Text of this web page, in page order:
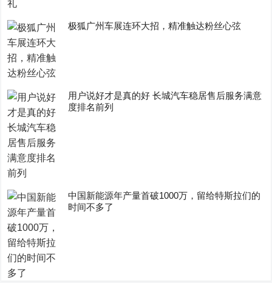
极狐广州车展连环大招，精准触达粉丝心弦
用户说好才是真的好 长城汽车稳居售后服务满意
度排名前列
中国新能源年产量首破1000万，留给特斯拉们的
时间不多了